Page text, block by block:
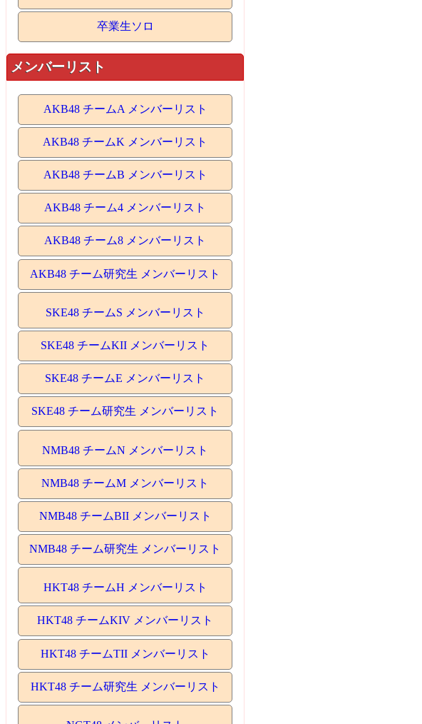
卒業生ソロ
メンバーリスト
AKB48 チームA メンバーリスト
AKB48 チームK メンバーリスト
AKB48 チームB メンバーリスト
AKB48 チーム4 メンバーリスト
AKB48 チーム8 メンバーリスト
AKB48 チーム研究生 メンバーリスト
SKE48 チームS メンバーリスト
SKE48 チームKII メンバーリスト
SKE48 チームE メンバーリスト
SKE48 チーム研究生 メンバーリスト
NMB48 チームN メンバーリスト
NMB48 チームM メンバーリスト
NMB48 チームBII メンバーリスト
NMB48 チーム研究生 メンバーリスト
HKT48 チームH メンバーリスト
HKT48 チームKIV メンバーリスト
HKT48 チームTII メンバーリスト
HKT48 チーム研究生 メンバーリスト